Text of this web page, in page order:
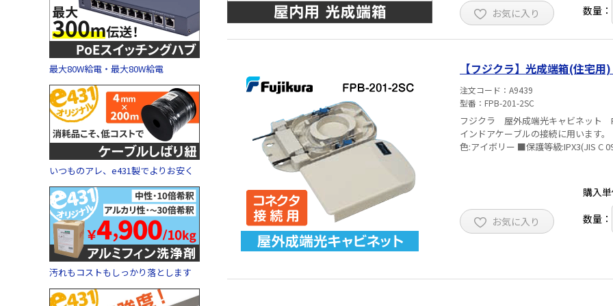
最大80W給電・最大80W給電
いつものアレ、e431製でよりお安く
汚れもコストもしっかり落とします
お気に入り 数量：
【フジクラ】光成端箱(住宅
注文コード
A9439
型番
FPB-201-2SC
フジクラ 屋外成端光キャビネット
インドアケーブルの接続に用います。 ■接続構成:単心(0.25mm) 4 4心テープ 8 ■
色:アイボリー ■保護等級:IPX3(JIS
お気に入り
購入
数量：